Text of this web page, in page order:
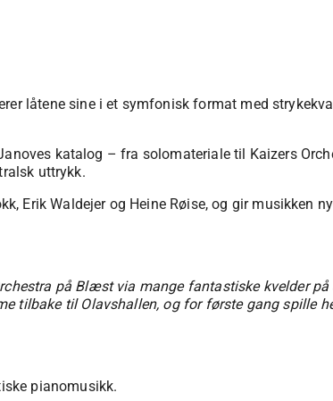
låtene sine i et symfonisk format med
katalog – fra solomateriale til Kaizers
uttrykk.
Erik Waldejer og Heine Røise, og gir musikken
på Blæst via mange fantastiske kvelder
tilbake til Olavshallen, og for første gang spille
pianomusikk.